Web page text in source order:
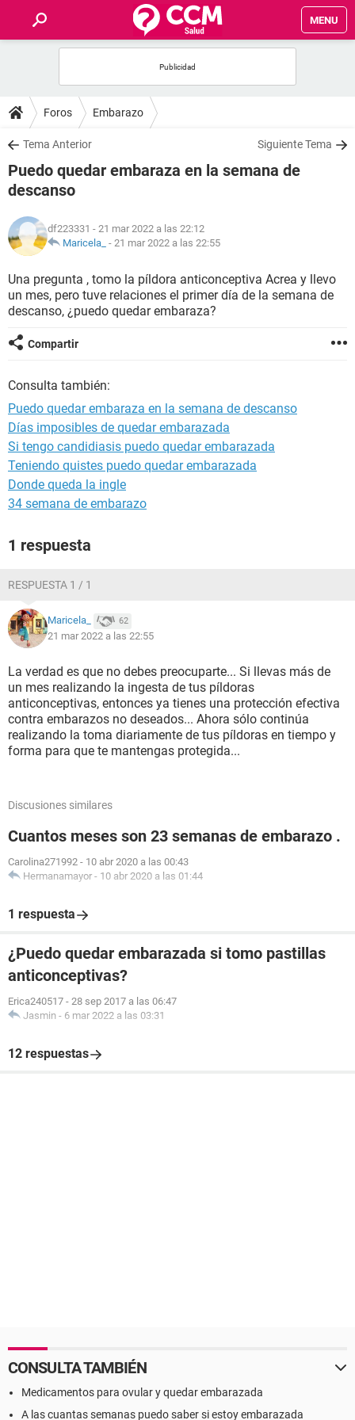
MENU
FOROS
SALUD
FAMILIA
NUTRICIÓN
SEXUALIDAD
GLOSARIO
Foros Embarazo
Tema Anterior Siguiente Tema
Puedo quedar embaraza en la semana de
descanso
df223331 - 21 mar 2022 a las 22:12
Maricela_ - 21 mar 2022 a las 22:55
Una pregunta , tomo la píldora anticonceptiva Acrea y llevo
un mes, pero tuve relaciones el primer día de la semana de
descanso, ¿puedo quedar embaraza?
Compartir
Consulta también:
Puedo quedar embaraza en la semana de descanso
Días imposibles de quedar embarazada
Si tengo candidiasis puedo quedar embarazada
Teniendo quistes puedo quedar embarazada
Donde queda la ingle
34 semana de embarazo
1 respuesta
RESPUESTA 1 / 1
Maricela_ 62
21 mar 2022 a las 22:55
La verdad es que no debes preocuparte... Si llevas más de
un mes realizando la ingesta de tus píldoras
anticonceptivas, entonces ya tienes una protección efectiva
contra embarazos no deseados... Ahora sólo continúa
realizando la toma diariamente de tus píldoras en tiempo y
forma para que te mantengas protegida...
Discusiones similares
Cuantos meses son 23 semanas de embarazo .
Carolina271992 - 10 abr 2020 a las 00:43
Hermanamayor - 10 abr 2020 a las 01:44
1 respuesta
¿Puedo quedar embarazada si tomo pastillas
anticonceptivas?
Erica240517 - 28 sep 2017 a las 06:47
Jasmin - 6 mar 2022 a las 03:31
12 respuestas
CONSULTA TAMBIÉN
Medicamentos para ovular y quedar embarazada
A las cuantas semanas puedo saber si estoy embarazada